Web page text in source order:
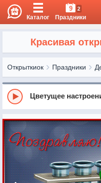
Каталог
9 2
Праздники
Красивая
Открыткиок Праздники
Цветущее